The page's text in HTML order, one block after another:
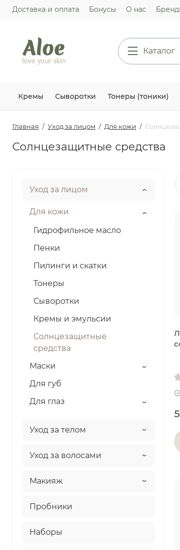
Доставка и оплата Бонусы О нас
Каталог
Кремы Сыворотки Тонеры (тоники)
Главная Уход за лицом Для кожи
Солнцезащитные средства
Уход за лицом
Для кожи
Гидрофильное масло
Пенки
Пилинги и скатки
Тонеры
Сыворотки
Кремы и эмульсии
Солнцезащитные
средства
Маски
Для губ
Для глаз
Уход за телом
Уход за волосами
Макияж
Пробники
Наборы